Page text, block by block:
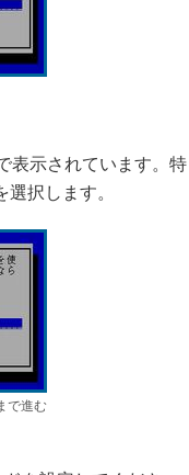
表示されています。特
択します。
で進む